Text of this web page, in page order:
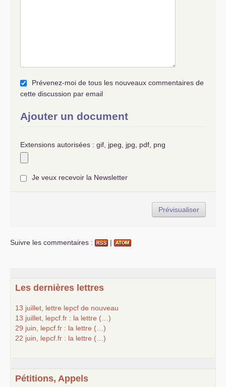
Prévenez-moi de tous les nouveaux commentaires de
cette discussion par email
Ajouter un document
Extensions autorisées : gif, jpeg, jpg, pdf, png
Je veux recevoir la Newsletter
Suivre les commentaires : |
Les dernières lettres
13 juillet, lettre lepcf de nouveau
13 juillet, lepcf.fr : la lettre (…)
29 juin, lepcf.fr : la lettre (…)
22 juin, lepcf.fr : la lettre (…)
Pétitions, Appels